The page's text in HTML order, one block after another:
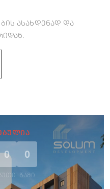
ასახდენად და
0 0
ᲬᲐᲛᲘ